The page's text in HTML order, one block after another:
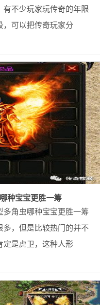
不少玩家玩传奇的年限
可以把传奇玩家分
种宝宝更胜一筹
角虫哪种宝宝更胜一筹
，但是比较热门的并不
是虎卫，这种人形